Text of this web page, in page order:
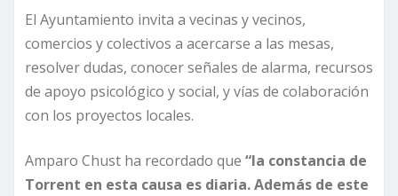
El Ayuntamiento invita a vecinas y vecinos,
comercios y colectivos a acercarse a las mesas,
resolver dudas, conocer señales de alarma, recursos
de apoyo psicológico y social, y vías de colaboración
con los proyectos locales.
Amparo Chust ha recordado que “la constancia de
Torrent en esta causa es diaria. Además de este